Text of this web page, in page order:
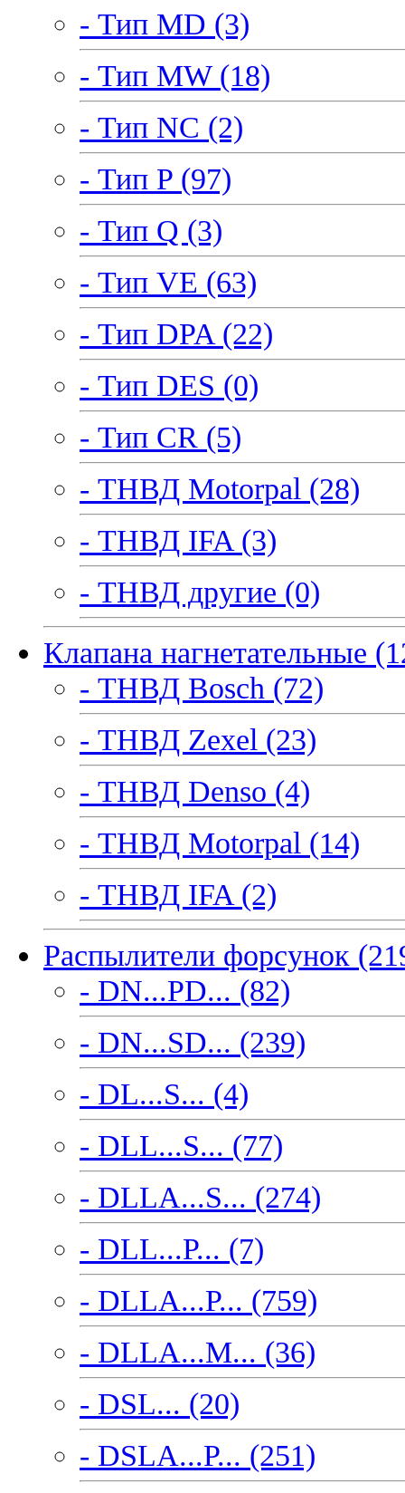
- Тип MD (3)
- Тип MW (18)
- Тип NC (2)
- Тип P (97)
- Тип Q (3)
- Тип VE (63)
- Тип DPA (22)
- Тип DES (0)
- Тип CR (5)
- ТНВД Motorpal (28)
- ТНВД IFA (3)
- ТНВД другие (0)
Клапана нагнетательные
- ТНВД Bosch (72)
- ТНВД Zexel (23)
- ТНВД Denso (4)
- ТНВД Motorpal (14)
- ТНВД IFA (2)
Распылители форсунок
- DN...PD... (82)
- DN...SD... (239)
- DL...S... (4)
- DLL...S... (77)
- DLLA...S... (274)
- DLL...P... (7)
- DLLA...P... (759)
- DLLA...M... (36)
- DSL... (20)
- DSLA...P... (251)